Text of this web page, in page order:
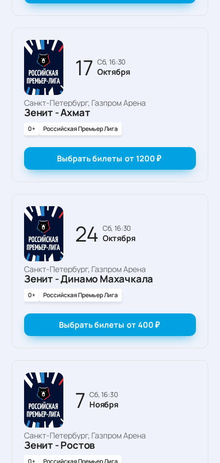
17 сб, 16:30
Октября
Санкт-Петербург, Газпром Арена
Зенит - Ахмат
0+ Российская Премьер Лига
Выбрать билеты от 1200₽
24 сб, 16:30
Октября
Санкт-Петербург, Газпром Арена
Зенит - Динамо Махачкала
0+ Российская Премьер Лига
Выбрать билеты от 400₽
7 сб, 16:30
Ноября
Санкт-Петербург, Газпром Арена
Зенит - Ростов
0+ Российская Премьер Лига